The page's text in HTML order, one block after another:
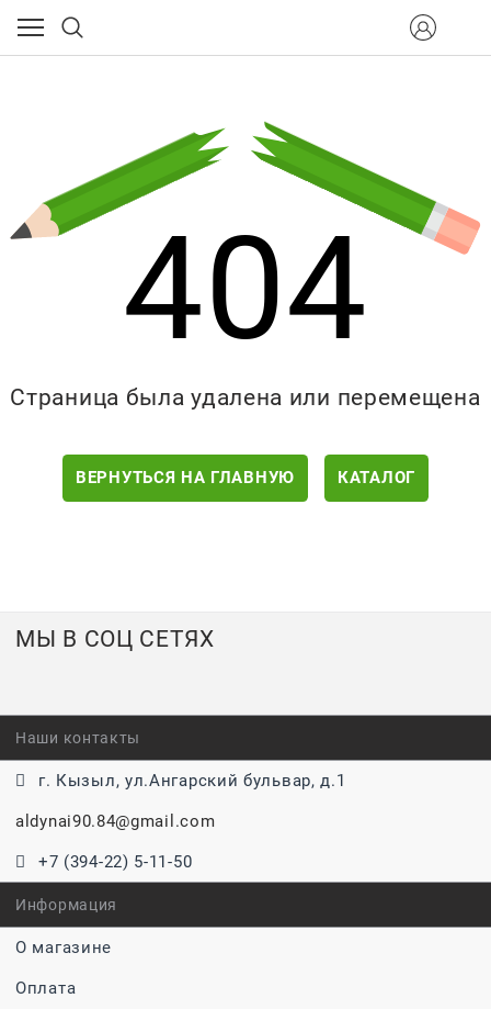
404
Страница была удалена или перемещена
ВЕРНУТЬСЯ НА ГЛАВНУЮ КАТАЛОГ
МЫ В СОЦ СЕТЯХ
Наши контакты
г. Кызыл, ул.Ангарский бульвар, д.1
aldynai90.84@gmail.com
+7 (394-22) 5-11-50
Информация
О магазине
Оплата